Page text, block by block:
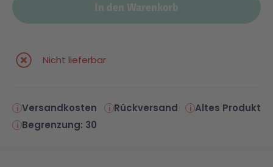
In den Warenkorb
Nicht lieferbar
Versandkosten Rückversand
Altes Produkt
Begrenzung: 30